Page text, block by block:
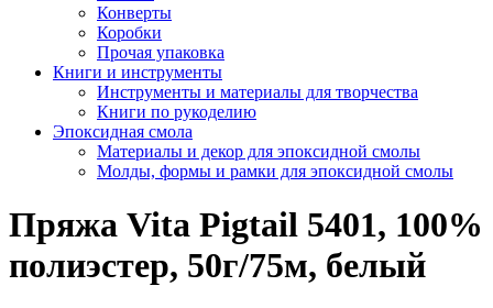
Конверты
Коробки
Прочая упаковка
Книги и инструменты
Инструменты и материалы для творчества
Книги по рукоделию
Эпоксидная смола
Материалы и декор для эпоксидной смолы
Молды, формы и рамки для эпоксидной смолы
Пряжа Vita Pigtail 5401, 100%
полиэстер, 50г/75м, белый